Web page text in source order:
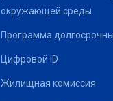
окружающей среды
Программа
Цифровой ID
Жилищная комиссия